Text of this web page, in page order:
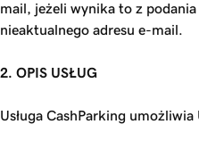
mail, jeżeli wynika to z
nieaktualnego adresu e-mail.
2. OPIS USŁUG
Usługa CashParking